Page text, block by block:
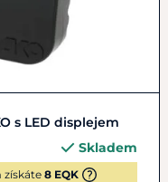
košíku
s LED displejem
Skladem
získáte8 EQK